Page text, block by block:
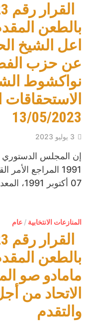
بالطعن
اعل الشيخ
عن حزب
نواكشوط
الاستحقاقات
13/05/2023
3 يوليو 2023
07 أكتوبر 1991، المعدل، المتعلق بانتخاب النواب في …
المنازعات الانتخابية /عام
بالطعن
مامادو صو
الاتحاد من
والتقدم